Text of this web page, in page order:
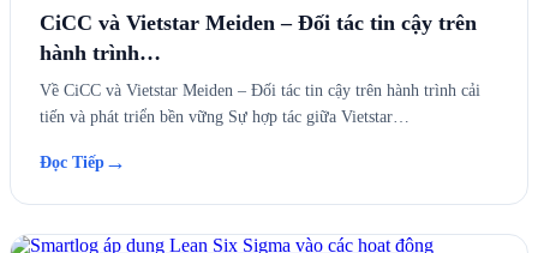
CiCC và Vietstar Meiden – Đối tác tin cậy trên
hành trình…
Về CiCC và Vietstar Meiden – Đối tác tin cậy trên hành trình cải
tiến và phát triển bền vững Sự hợp tác giữa Vietstar…
Đọc Tiếp →